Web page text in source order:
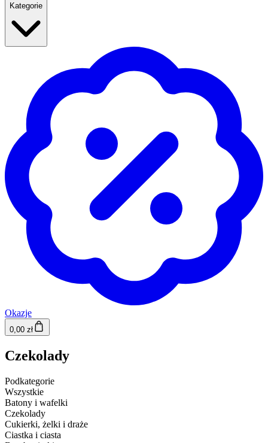
Kategorie
Okazje
0,00 zł
Czekolady
Podkategorie
Wszystkie
Batony i wafelki
Czekolady
Cukierki, żelki i draże
Ciastka i ciasta